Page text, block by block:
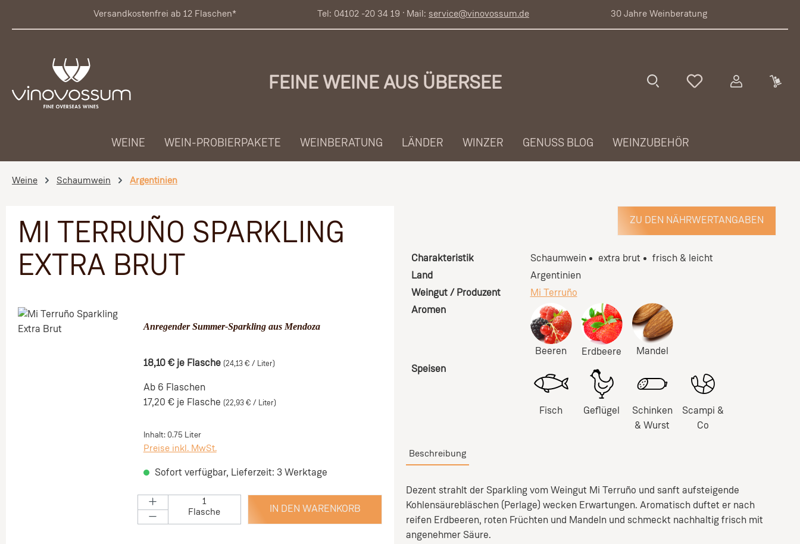
Hauptinhalt springen
Zur Hauptnavigation springenVersandkostenfrei ab 12 Flaschen* Tel: 04102 -20 34 19 · Mail: service@vinovossum.de 30 Jahre Weinberatung
FEINE WEINE AUS ÜBERSEE
WEINE WEIN-PROBIERPAKETE WEINBERATUNG LÄNDER WINZER GENUSS BLOG WEINZUBEHÖR
Weine Schaumwein Argentinien
MI TERRUÑO SPARKLING
EXTRA BRUT
Bildergalerie überspringen
Anregender Summer-Sparkling aus Mendoza
18,10 € je Flasche (24,13 € / Liter)
Ab 6 Flaschen
17,20 € je Flasche (22,93 € / Liter)
Inhalt: 0.75 Liter
Preise inkl. MwSt.
Sofort verfügbar, Lieferzeit: 3 Werktage
Flasche IN DEN WARENKORB
ZU DEN NÄHRWERTANGABEN
Charakteristik frisch & leicht
extra brut
Schaumwein
Land
Argentinien
Weingut / Produzent
Mi Terruño
Aromen
Beeren Erdbeere
Mandel
Speisen
Fisch Geflügel
Schinken
& Wurst
Scampi &
Co
Beschreibung
Dezent strahlt der Sparkling vom Weingut Mi Terruño und sanft aufsteigende
Kohlensäurebläschen (Perlage) wecken Erwartungen. Aromatisch duftet er nach
reifen Erdbeeren, roten Früchten und Mandeln und schmeckt nachhaltig frisch mit
angenehmer Säure.